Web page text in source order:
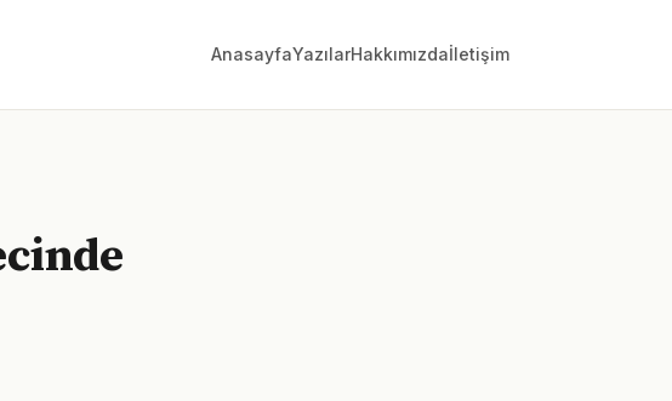
AnasayfaYazılarHakkımızdaİletişim